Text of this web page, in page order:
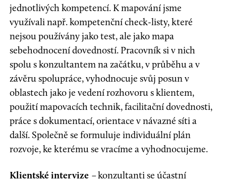
jednotlivých kompetencí. K mapování jsme
využívali např. kompetenční check-listy, které
nejsou používány jako test, ale jako mapa
sebehodnocení dovedností. Pracovník si v nich
spolu s konzultantem na začátku, v průběhu a v
závěru spolupráce, vyhodnocuje svůj posun v
oblastech jako je vedení rozhovoru s klientem,
použití mapovacích technik, facilitační dovednosti,
práce s dokumentací, orientace v návazné síti a
další. Společně se formuluje individuální plán
rozvoje, ke kterému se vracíme a vyhodnocujeme.
Klientské intervize –konzultanti se účastní